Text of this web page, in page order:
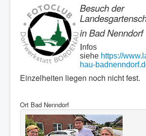
Besuch der
in Bad Nenndorf
Infos
siehe https://
hau-
Einzelheiten liegen noch nicht fest.
Ort Bad Nenndorf